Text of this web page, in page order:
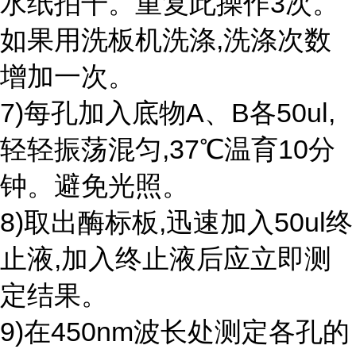
如果用洗板机洗涤,洗涤次数
增加一次。
7)每孔加入底物A、B各50ul,
轻轻振荡混匀,37℃温育10分
钟。避免光照。
8)取出酶标板,迅速加入50ul终
止液,加入终止液后应立即测
定结果。
9)在450nm波长处测定各孔的